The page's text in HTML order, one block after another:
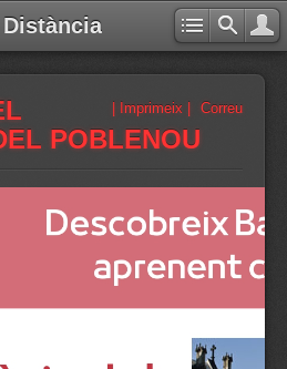
Correu
| Imprimeix |
POBLENOU